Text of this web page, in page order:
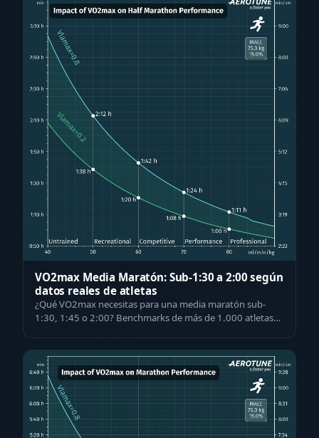
VO2max Media Maratón: Sub-1:30 a 2:00 según
datos reales de atletas
¿Qué VO2max necesitas para una media maratón sub-
1:30, 1:45 o 2:00? Benchmarks de más de 1.000 atletas